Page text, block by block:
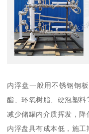
内浮盘一般用不锈钢钢
酯、环氧树脂、硬泡塑
减少储罐内介质挥发，
内浮盘具有成本低，施